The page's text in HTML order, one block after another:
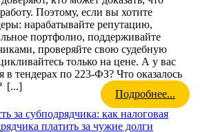
Поэтому, если вы хотите
нарабатывайте репутацию,
портфолио, поддерживайте
проверяйте свою судебную
только на цене. А у вас
в тендерах по 223-ФЗ? Что оказалось
[...]
Подробнее...